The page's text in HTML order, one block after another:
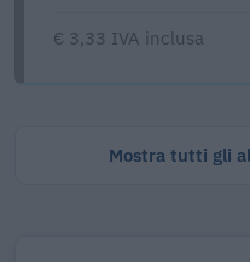
€ 3,33 IVA inclusa
Mostra tutti gli